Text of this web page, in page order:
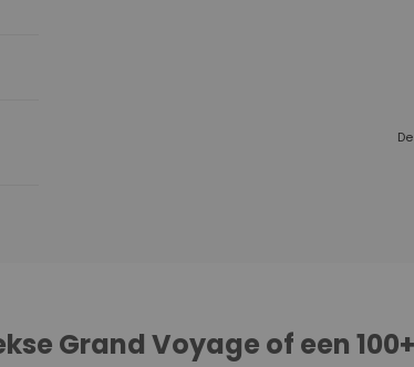
Grand Voyage of een